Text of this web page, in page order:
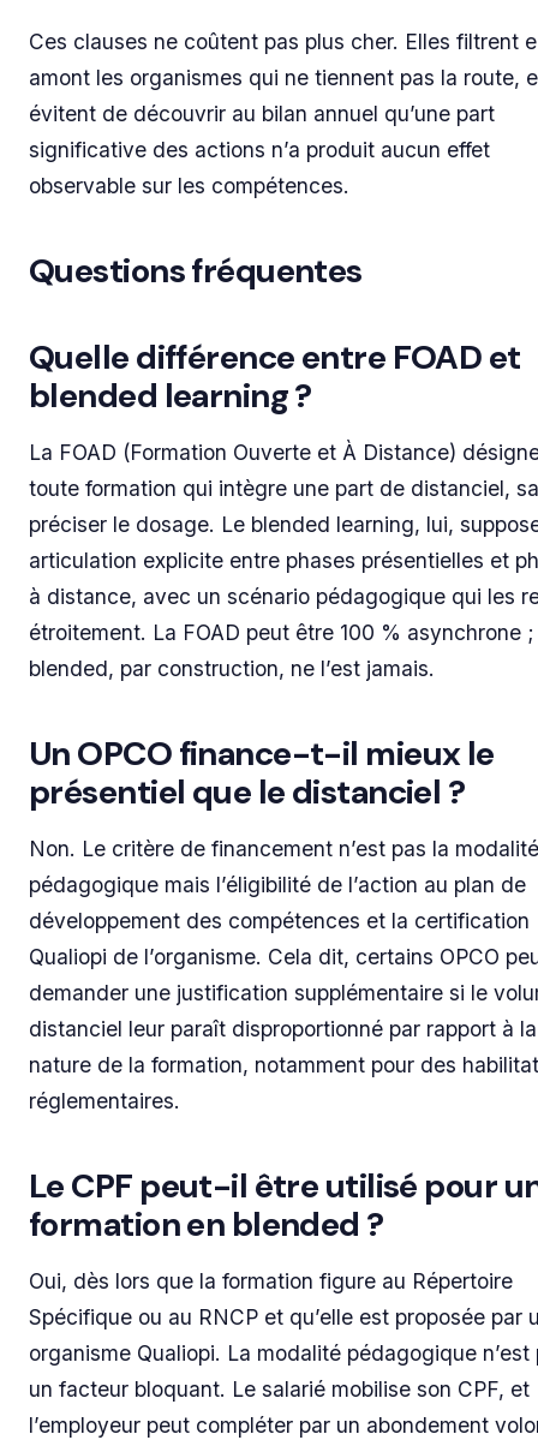
Ces clauses ne coûtent pas plus cher. Elles filtrent
amont les organismes qui ne tiennent pas la route,
évitent de découvrir au bilan annuel qu’une part
significative des actions n’a produit aucun effet
observable sur les compétences.
Questions fréquentes
Quelle différence entre FOAD et
blended learning ?
La FOAD (Formation Ouverte et À Distance)
toute formation qui intègre une part de distanciel,
préciser le dosage. Le blended learning, lui,
articulation explicite entre phases présentielles et
à distance, avec un scénario pédagogique qui les
étroitement. La FOAD peut être 100 % asynchrone
blended, par construction, ne l’est jamais.
Un OPCO finance-t-il mieux le
présentiel que le distanciel ?
Non. Le critère de financement n’est pas la modalité
pédagogique mais l’éligibilité de l’action au plan de
développement des compétences et la certification
Qualiopi de l’organisme. Cela dit, certains OPCO
demander une justification supplémentaire si le
distanciel leur paraît disproportionné par rapport à la
nature de la formation, notamment pour des
réglementaires.
Le CPF peut-il être utilisé pour
formation en blended ?
Oui, dès lors que la formation figure au Répertoire
Spécifique ou au RNCP et qu’elle est proposée par
organisme Qualiopi. La modalité pédagogique n’est
un facteur bloquant. Le salarié mobilise son CPF, et
l’employeur peut compléter par un abondement